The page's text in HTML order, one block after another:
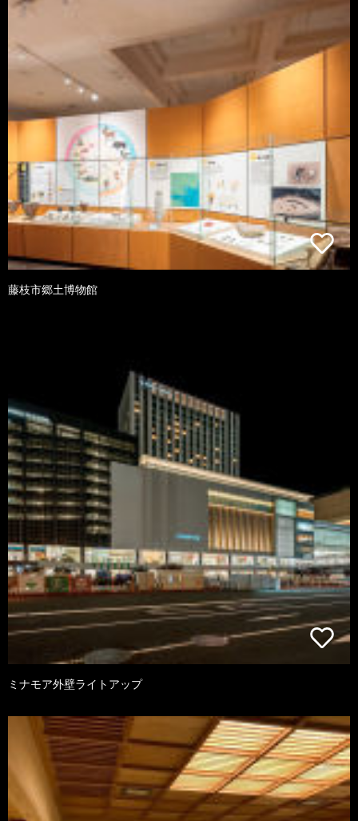
藤枝市郷土博物館
ミナモア外壁ライトアップ